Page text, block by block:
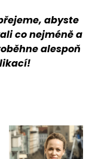
abyste
co nejméně a
alespoň